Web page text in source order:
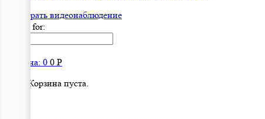
Подобрать видеонаблюдениe
Search for:
Корзина: 0 0 Р
Корзина пуста.